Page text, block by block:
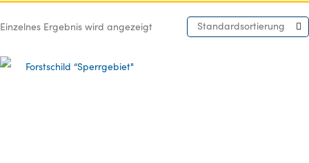
Einzelnes Ergebnis wird angezeigt Standardsortierung